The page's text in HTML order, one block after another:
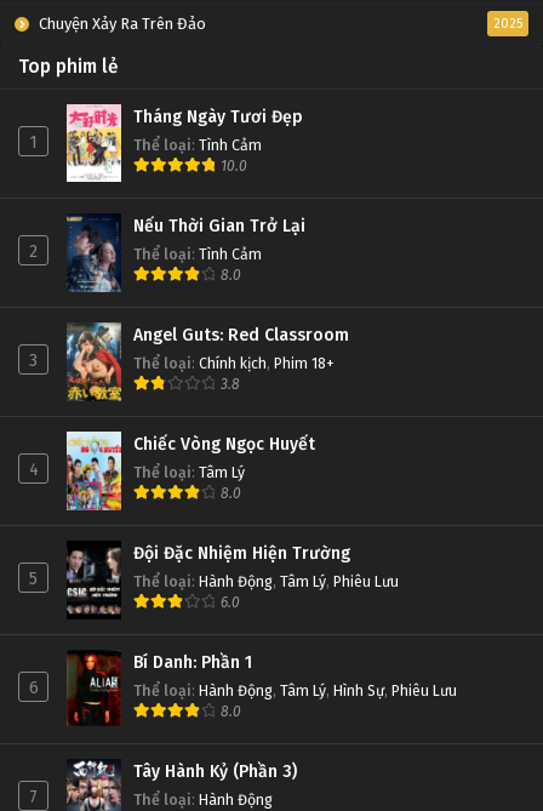
Chuyện Xảy Ra Trên Đảo 2025
Top phim lẻ
1
Tháng Ngày Tươi Đẹp
Thể loại: Tình Cảm
10.0
2
Nếu Thời Gian Trở Lại
Thể loại: Tình Cảm
8.0
3
Angel Guts: Red Classroom
Thể loại: Chính kịch, Phim 18+
3.8
4
Chiếc Vòng Ngọc Huyết
Thể loại: Tâm Lý
8.0
5
Đội Đặc Nhiệm Hiện Trường
Thể loại: Hành Động, Tâm Lý, Phiêu Lưu
6.0
6
Bí Danh: Phần 1
Thể loại: Hành Động, Tâm Lý, Hình Sự, Phiêu Lưu
8.0
7
Tây Hành Kỷ (Phần 3)
Thể loại: Hành Động